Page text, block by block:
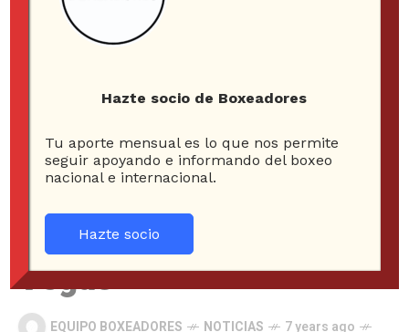
NOTICIAS
KEITH THURMAN A LAS VEGAS
El multitudinario arribo
de Manny Pacquiao y
Keith Thurman a Las
Vegas
EQUIPO BOXEADORES NOTICIAS
7 years ago
Hazte socio de Boxeadores
Tu aporte mensual es lo que nos permite
seguir apoyando e informando del boxeo
nacional e internacional.
Hazte socio